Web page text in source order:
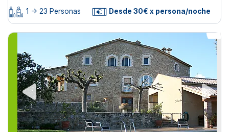
1 -> 23 Personas Desde 30€ x persona/noche